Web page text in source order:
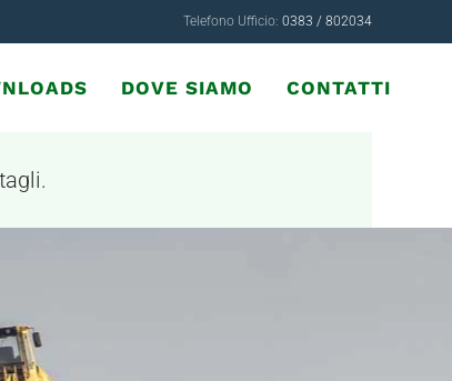
Telefono Ufficio: 0383 / 802034
DOVE SIAMO CONTATTI